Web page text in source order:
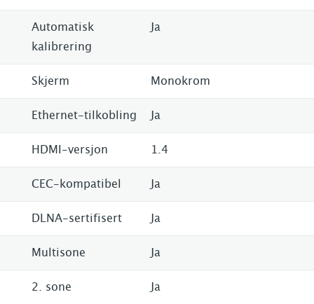
Automatisk
kalibrering
Ja
Skjerm Monokrom
Ethernet-tilkobling Ja
HDMI-versjon 1.4
CEC-kompatibel Ja
DLNA-sertifisert Ja
Multisone Ja
2. sone Ja